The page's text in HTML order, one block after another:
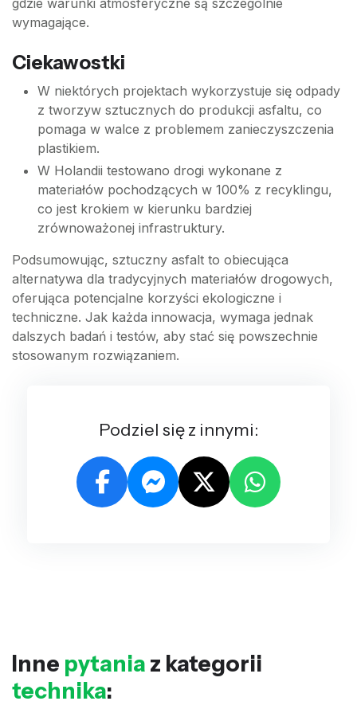
gdzie warunki atmosferyczne są szczególnie
wymagające.
Ciekawostki
W niektórych projektach wykorzystuje się odpady
z tworzyw sztucznych do produkcji asfaltu, co
pomaga w walce z problemem zanieczyszczenia
plastikiem.
W Holandii testowano drogi wykonane z
materiałów pochodzących w 100% z recyklingu,
co jest krokiem w kierunku bardziej
zrównoważonej infrastruktury.
Podsumowując, sztuczny asfalt to obiecująca
alternatywa dla tradycyjnych materiałów drogowych,
oferująca potencjalne korzyści ekologiczne i
techniczne. Jak każda innowacja, wymaga jednak
dalszych badań i testów, aby stać się powszechnie
stosowanym rozwiązaniem.
Podziel się z innymi:
Inne pytania z kategorii
technika: